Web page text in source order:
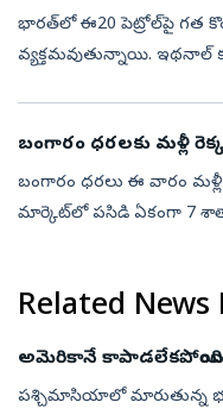
భారత్‌లో ఈ20 పెట్రోల్‌పై గత
వ్యక్తమవుతున్నాయి. ఇథనాల్
బంగారం ధరలకు మళ్లీ
బంగారం ధరలు ఈ వారం
మార్కెట్‌లో పసిడి ఏకంగా 7
Related News
అమెరికానే కాపాడలేకపోయింది..
పశ్చిమాసియాలో మారుతున్న